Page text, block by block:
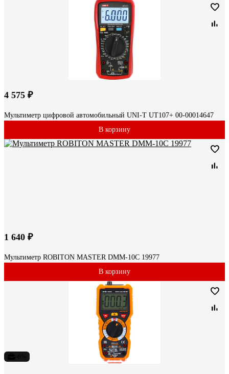
4 575 ₽
Мультиметр цифровой автомобильный UNI-T UT107+ 00-00014647
В корзину
1 640 ₽
Мультиметр ROBITON MASTER DMM-10C 19977
В корзину